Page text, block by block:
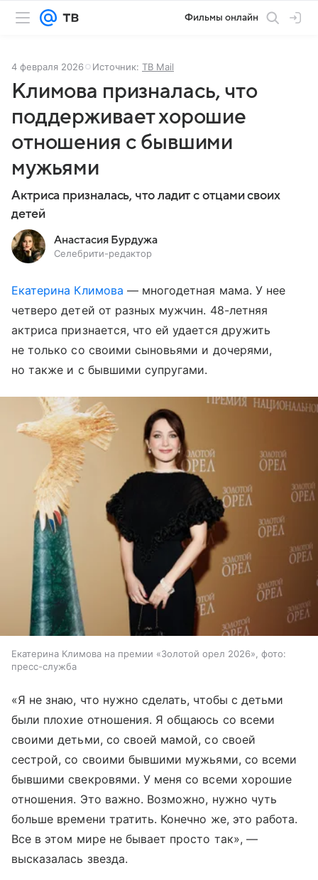
Фильмы онлайн
4 февраля 2026 Источник: ТВ Mail
Климова призналась, что
поддерживает хорошие
отношения с бывшими
мужьями
Актриса призналась, что ладит с отцами своих
детей
Анастасия Бурдужа
Селебрити-редактор
Екатерина Климова — многодетная мама. У нее
четверо детей от разных мужчин. 48-летняя
актриса признается, что ей удается дружить
не только со своими сыновьями и дочерями,
но также и с бывшими супругами.
Екатерина Климова на премии «Золотой орел 2026», фото:
пресс-служба
«Я не знаю, что нужно сделать, чтобы с детьми
были плохие отношения. Я общаюсь со всеми
своими детьми, со своей мамой, со своей
сестрой, со своими бывшими мужьями, со всеми
бывшими свекровями. У меня со всеми хорошие
отношения. Это важно. Возможно, нужно чуть
больше времени тратить. Конечно же, это работа.
Все в этом мире не бывает просто так», —
высказалась звезда.